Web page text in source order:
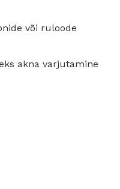
või ruloode
akna varjutamine